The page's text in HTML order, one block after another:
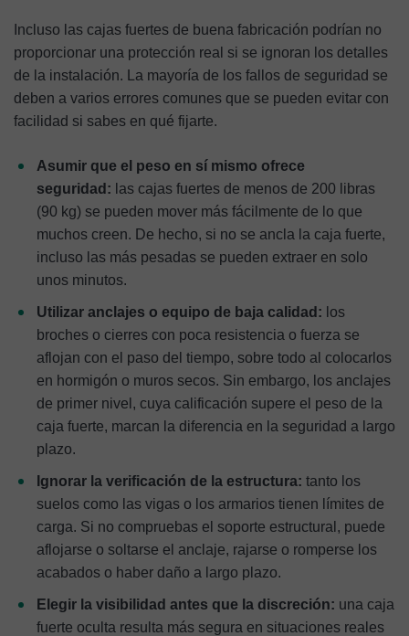
Incluso las cajas fuertes de buena fabricación podrían no
proporcionar una protección real si se ignoran los detalles
de la instalación. La mayoría de los fallos de seguridad se
deben a varios errores comunes que se pueden evitar con
facilidad si sabes en qué fijarte.
Asumir que el peso en sí mismo ofrece
seguridad: las cajas fuertes de menos de 200 libras
(90 kg) se pueden mover más fácilmente de lo que
muchos creen. De hecho, si no se ancla la caja fuerte,
incluso las más pesadas se pueden extraer en solo
unos minutos.
Utilizar anclajes o equipo de baja calidad: los
broches o cierres con poca resistencia o fuerza se
aflojan con el paso del tiempo, sobre todo al colocarlos
en hormigón o muros secos. Sin embargo, los anclajes
de primer nivel, cuya calificación supere el peso de la
caja fuerte, marcan la diferencia en la seguridad a largo
plazo.
Ignorar la verificación de la estructura: tanto los
suelos como las vigas o los armarios tienen límites de
carga. Si no compruebas el soporte estructural, puede
aflojarse o soltarse el anclaje, rajarse o romperse los
acabados o haber daño a largo plazo.
Elegir la visibilidad antes que la discreción: una caja
fuerte oculta resulta más segura en situaciones reales